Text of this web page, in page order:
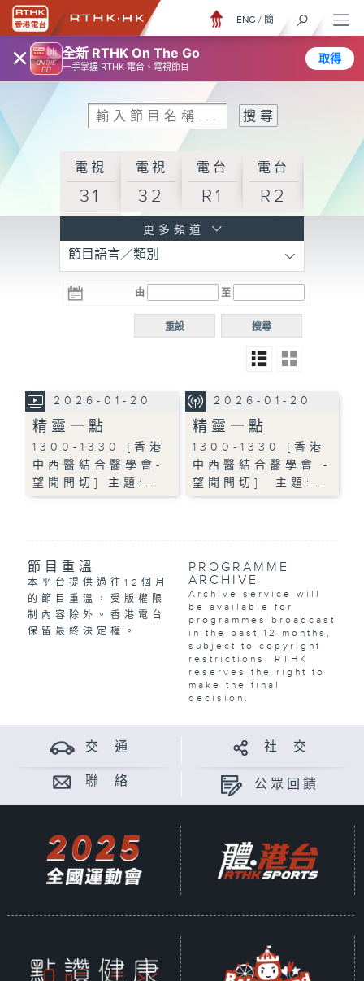
× 全新 RTHK On The Go
一手掌握 RTHK 電台、電視節目
取得
ENG / 簡
電視
31
電視
32
電台
R1
電台
R2
R3
電台 電台
R5
電台
普通
更多頻道
節目語言／類別
由 至
搜尋
重設
2026-01-20
精靈一點
1300-1330 [香港
中西醫結合醫學會-
望聞問切] 主題:…
2026-01-20
精靈一點
1300-1330 [香港
中西醫結合醫學會 -
望聞問切] 主題:…
節目重溫
本平台提供過往12個月
的節目重溫，受版權限
制內容除外。香港電台
保留最終決定權。
PROGRAMME
ARCHIVE
Archive service will
be available for
programmes broadcast
in the past 12 months,
subject to copyright
restrictions. RTHK
reserves the right to
make the final
decision.
交 通 社 交
聯 絡 公眾回饋